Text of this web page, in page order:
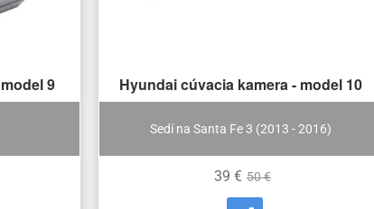
9
Sedí na Santa Fe 3 (2013 - 2016)
Hyundai cúvacia kamera - model 10
39 € 50 €